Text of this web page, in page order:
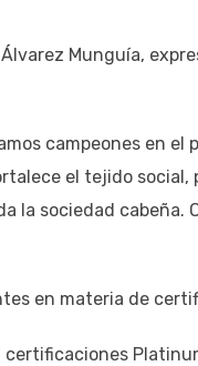
Munguía,
campeones en
el tejido social,
la sociedad cabeña.
en materia de
certificaciones